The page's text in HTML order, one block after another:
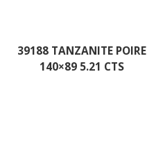
39188 TANZANITE POIRE
140×89 5.21 CTS